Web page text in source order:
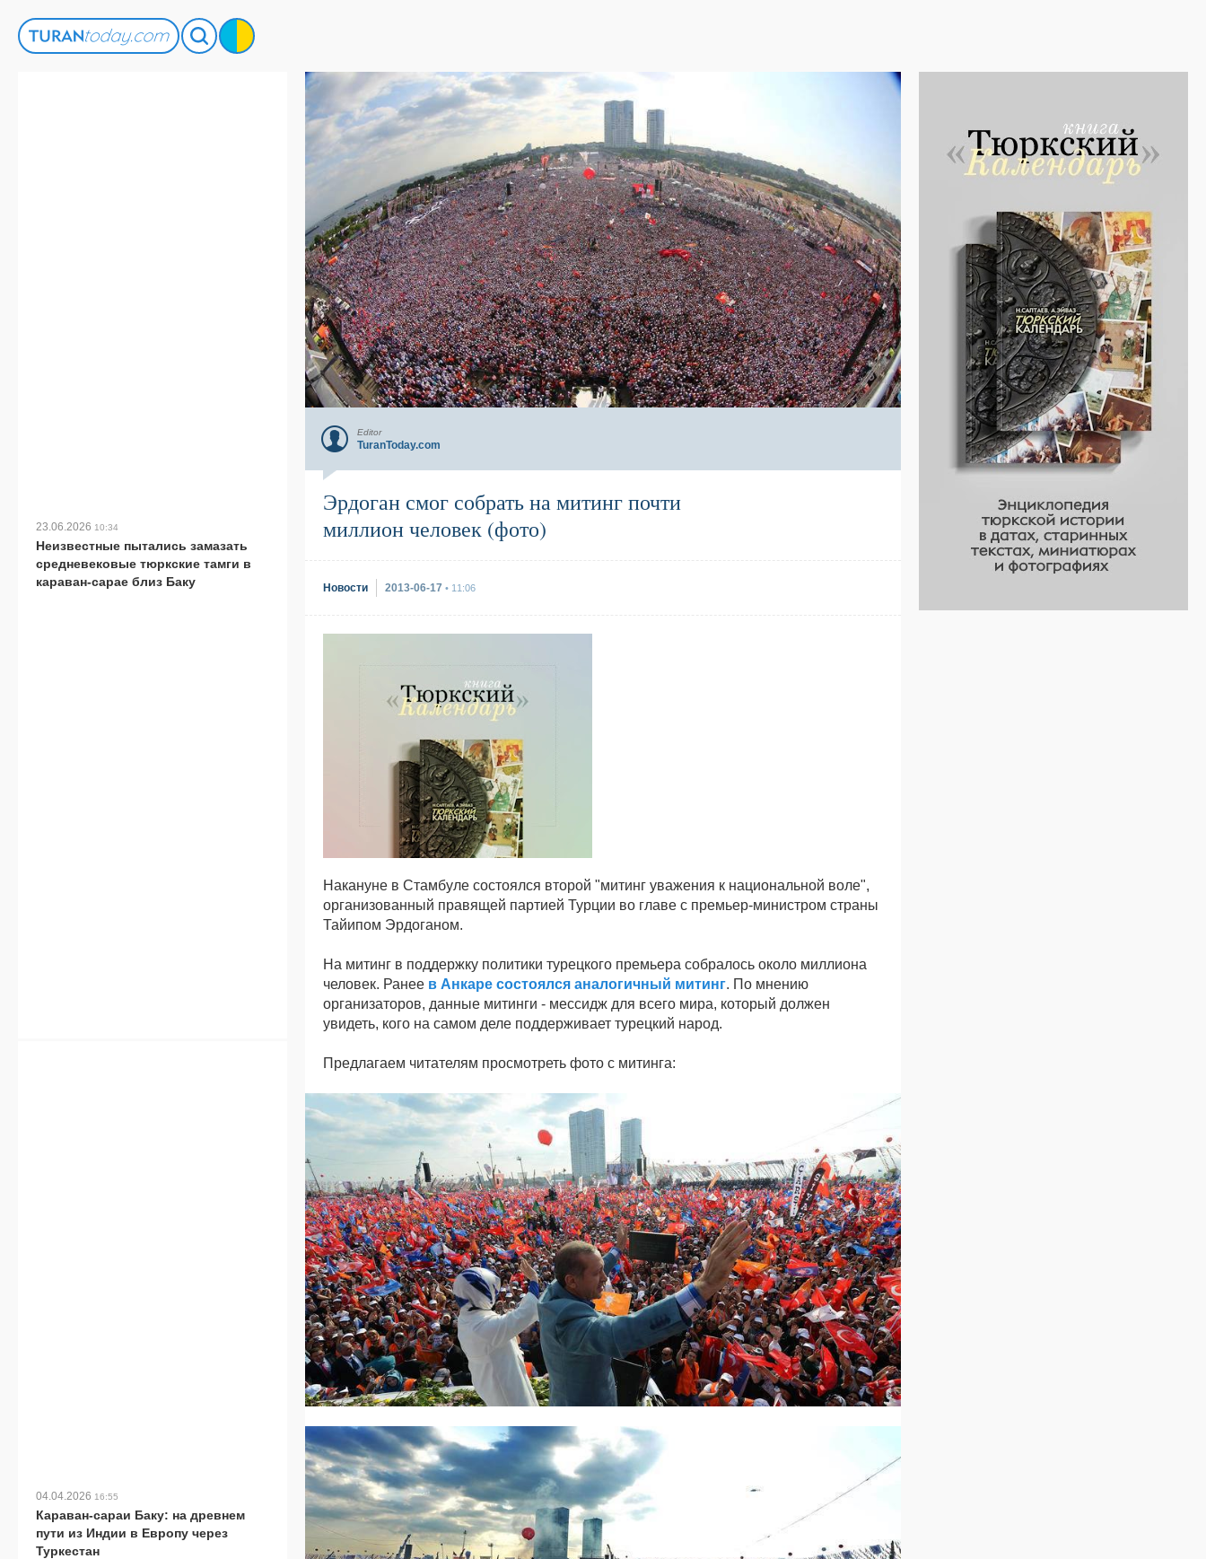
Editor
TuranToday.com
Эрдоган смог собрать на митинг почти
миллион человек (фото)
Новости 2013-06-17 • 11:06
Накануне в Стамбуле состоялся второй "митинг уважения к национальной воле",
организованный правящей партией Турции во главе с премьер-министром страны
Тайипом Эрдоганом.
На митинг в поддержку политики турецкого премьера собралось около миллиона
человек. Ранее в Анкаре состоялся аналогичный митинг. По мнению
организаторов, данные митинги - мессидж для всего мира, который должен
увидеть, кого на самом деле поддерживает турецкий народ.
Предлагаем читателям просмотреть фото с митинга:
23.06.2026 10:34
Неизвестные пытались замазать
средневековые тюркские тамги в
караван-сарае близ Баку
04.04.2026 16:55
Караван-сараи Баку: на древнем
пути из Индии в Европу через
Туркестан